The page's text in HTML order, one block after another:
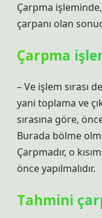
Çarpma
çarpanı olan
Çarpma
– Ve işlem sırası
yani toplama ve
sırasına göre,
Burada bölme
Çarpmadır, o
önce yapılmalıdır.
Tahmini